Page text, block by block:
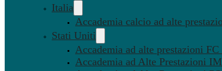
Italia
Accademia calcio ad alte
Stati Uniti
Accademia ad alte prestazioni
Accademia ad Alte Prestazioni